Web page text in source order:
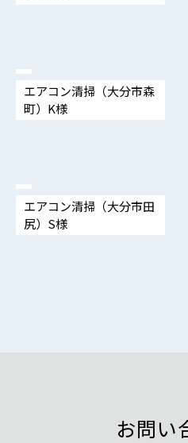
エアコン清掃（大分市森
町）K様
エアコン清掃（大分市田
尻）S様
お問い